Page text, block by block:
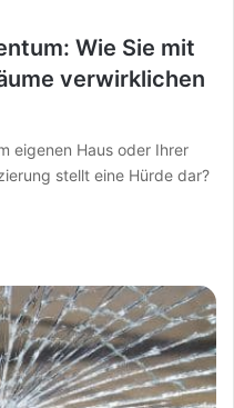
Wie Sie mit
verwirklichen
eigenen Haus oder Ihrer
stellt eine Hürde dar?